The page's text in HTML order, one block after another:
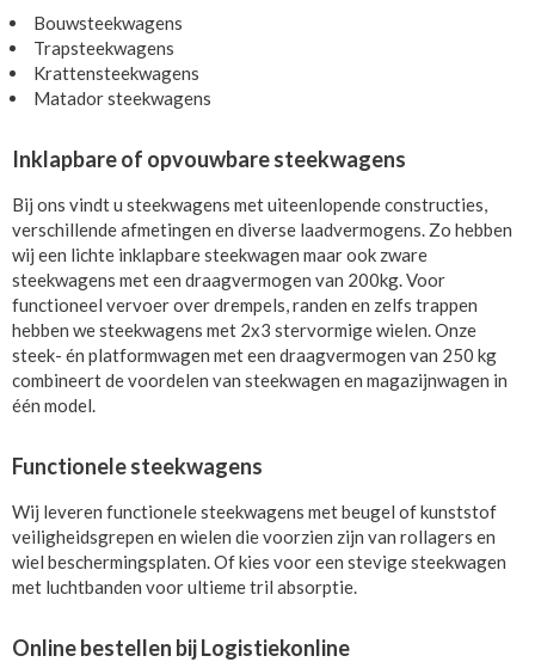
Bouwsteekwagens
Trapsteekwagens
Krattensteekwagens
Matador steekwagens
Inklapbare of opvouwbare steekwagens
Bij ons vindt u steekwagens met uiteenlopende constructies,
verschillende afmetingen en diverse laadvermogens. Zo hebben
wij een lichte inklapbare steekwagen maar ook zware
steekwagens met een draagvermogen van 200kg. Voor
functioneel vervoer over drempels, randen en zelfs trappen
hebben we steekwagens met 2x3 stervormige wielen. Onze
steek- én platformwagen met een draagvermogen van 250 kg
combineert de voordelen van steekwagen en magazijnwagen in
één model.
Functionele steekwagens
Wij leveren functionele steekwagens met beugel of kunststof
veiligheidsgrepen en wielen die voorzien zijn van rollagers en
wiel beschermingsplaten. Of kies voor een stevige steekwagen
met luchtbanden voor ultieme tril absorptie.
Online bestellen bij Logistiekonline